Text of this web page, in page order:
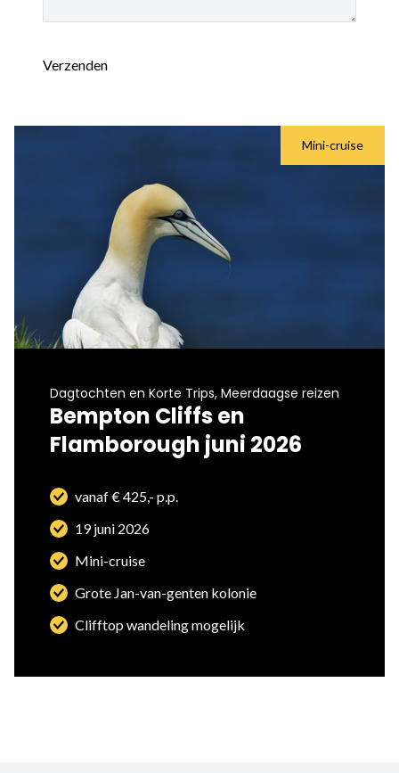
Verzenden
Mini-cruise
Bempton Cliffs en
Flamborough juni 2026
Dagtochten en Korte Trips, Meerdaagse reizen
vanaf € 425,- p.p.
19 juni 2026
Mini-cruise
Grote Jan-van-genten kolonie
Clifftop wandeling mogelijk